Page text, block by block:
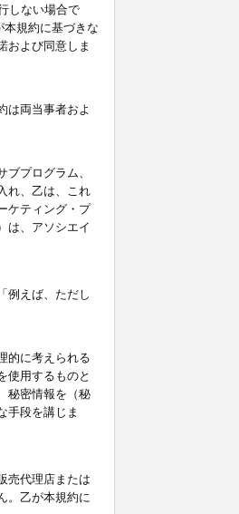
しない場合で
規約に基づきな
および同意しま
は両当事者およ
プログラム、
れ、乙は、これ
ケティング・プ
は、アソシエイ
例えば、ただし
的に考えられる
使用するものと
秘密情報を（秘
手段を講じま
売代理店または
。乙が本規約に